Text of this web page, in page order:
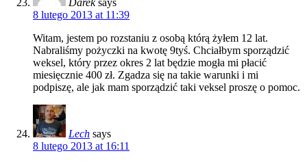
8 lutego 2013 at 11:39
Witam, jestem po rozstaniu z osobą którą żyłem 12 lat.
Nabraliśmy pożyczki na kwotę 9tyś. Chciałbym sporządzić
weksel, który przez okres 2 lat będzie mogła mi płacić
miesięcznie 400 zł. Zgadza się na takie warunki i mi
podpiszę, ale jak mam sporządzić taki veksel proszę o pomoc.
Lech says
8 lutego 2013 at 16:11